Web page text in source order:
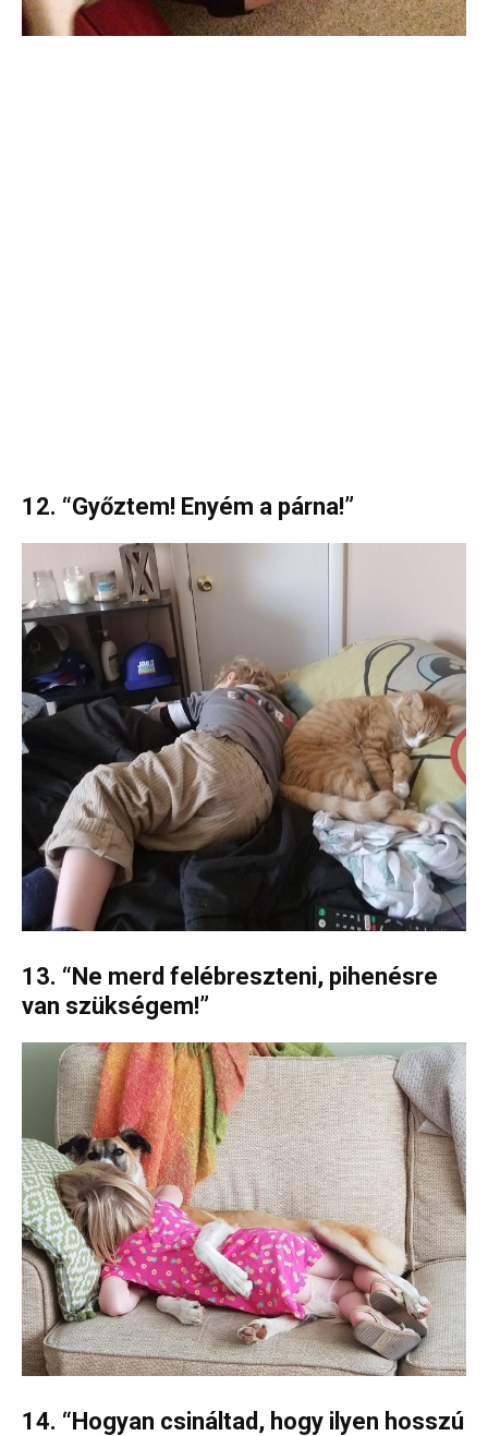
12. “Győztem! Enyém a párna!”
13. “Ne merd felébreszteni, pihenésre
van szükségem!”
14. “Hogyan csináltad, hogy ilyen hosszú